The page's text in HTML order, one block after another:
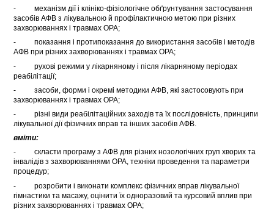
- механізм дії і клініко-фізіологічне обґрунтування застосування
засобів АФВ з лікувальною й профілактичною метою при різних
захворюваннях і травмах ОРА;
- показання і протипоказання до використання засобів і методів
АФВ при різних захворюваннях і травмах ОРА;
- рухові режими у лікарняному і після лікарняному періодах
реабілітації;
- засоби, форми і окремі методики АФВ, які застосовують при
захворюваннях і травмах ОРА;
- різні види реабілітаційних заходів та їх послідовність, принципи
лікувальної дії фізичних вправ та інших засобів АФВ.
вміти:
- скласти програму з АФВ для різних нозологічних груп хворих та
інвалідів з захворюваннями ОРА, техніки проведення та параметри
процедур;
- розробити і виконати комплекс фізичних вправ лікувальної
гімнастики та масажу, оцінити їх одноразовий та курсовий вплив при
різних захворюваннях і травмах ОРА;